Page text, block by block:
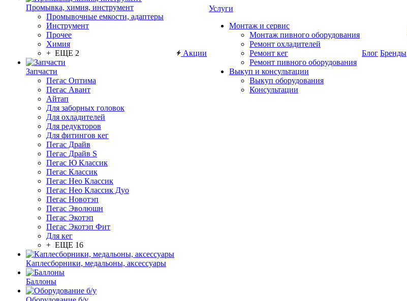
Промывка, химия, инструмент
Промывочные емкости, адаптеры
Инструмент
Прочее
Химия
+ ЕЩЕ 2
Запчасти
Пегас Оптима
Пегас Авант
Айтап
Для заборных головок
Для охладителей
Для редукторов
Для фитингов кег
Пегас Драйв
Пегас Драйв S
Пегас Ю Классик
Пегас Классик
Пегас Нео Классик
Пегас Нео Классик Дуо
Пегас Новотэп
Пегас Эволюшн
Пегас Экотэп
Пегас Экотэп Фит
Для кег
+ ЕЩЕ 16
Каплесборники, медальоны, аксессуары
Баллоны
Акции
Услуги
Монтаж и сервис
Монтаж пивного оборудования
Ремонт охладителей
Ремонт кег
Ремонт пивного оборудования
Выкуп и консультации
Выкуп оборудования
Консультации
Блог Бренды